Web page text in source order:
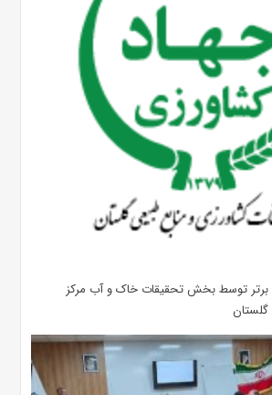
برتر توسط بخش تحقیقات خاک و آب مرکز